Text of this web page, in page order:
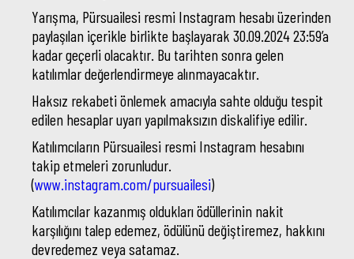
Yarışma, Pürsuailesi resmi Instagram hesabı üzerinden
paylaşılan içerikle birlikte başlayarak 30.09.2024 23:59’a
kadar geçerli olacaktır. Bu tarihten sonra gelen
katılımlar değerlendirmeye alınmayacaktır.
Haksız rekabeti önlemek amacıyla sahte olduğu tespit
edilen hesaplar uyarı yapılmaksızın diskalifiye edilir.
Katılımcıların Pürsuailesi resmi Instagram hesabını
takip etmeleri zorunludur.
(www.instagram.com/pursuailesi)
Katılımcılar kazanmış oldukları ödüllerinin nakit
karşılığını talep edemez, ödülünü değiştiremez, hakkını
devredemez veya satamaz.